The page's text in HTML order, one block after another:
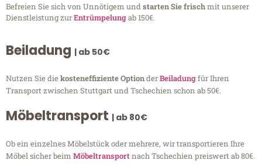
Befreien Sie sich von Unnötigem undstarten Sie frischmit unserer
Dienstleistung zurEntrümpelungab 150€.
Beiladung | ab 50€
Nutzen Sie diekosteneffiziente OptionderBeiladungfür Ihren
Transport zwischen Stuttgart und Tschechien schon ab 50€.
Möbeltransport | ab 80€
Ob ein einzelnes Möbelstück oder mehrere, wir transportieren Ihre
Möbel sicher beim Möbeltransportnach Tschechien preiswert ab 80€.